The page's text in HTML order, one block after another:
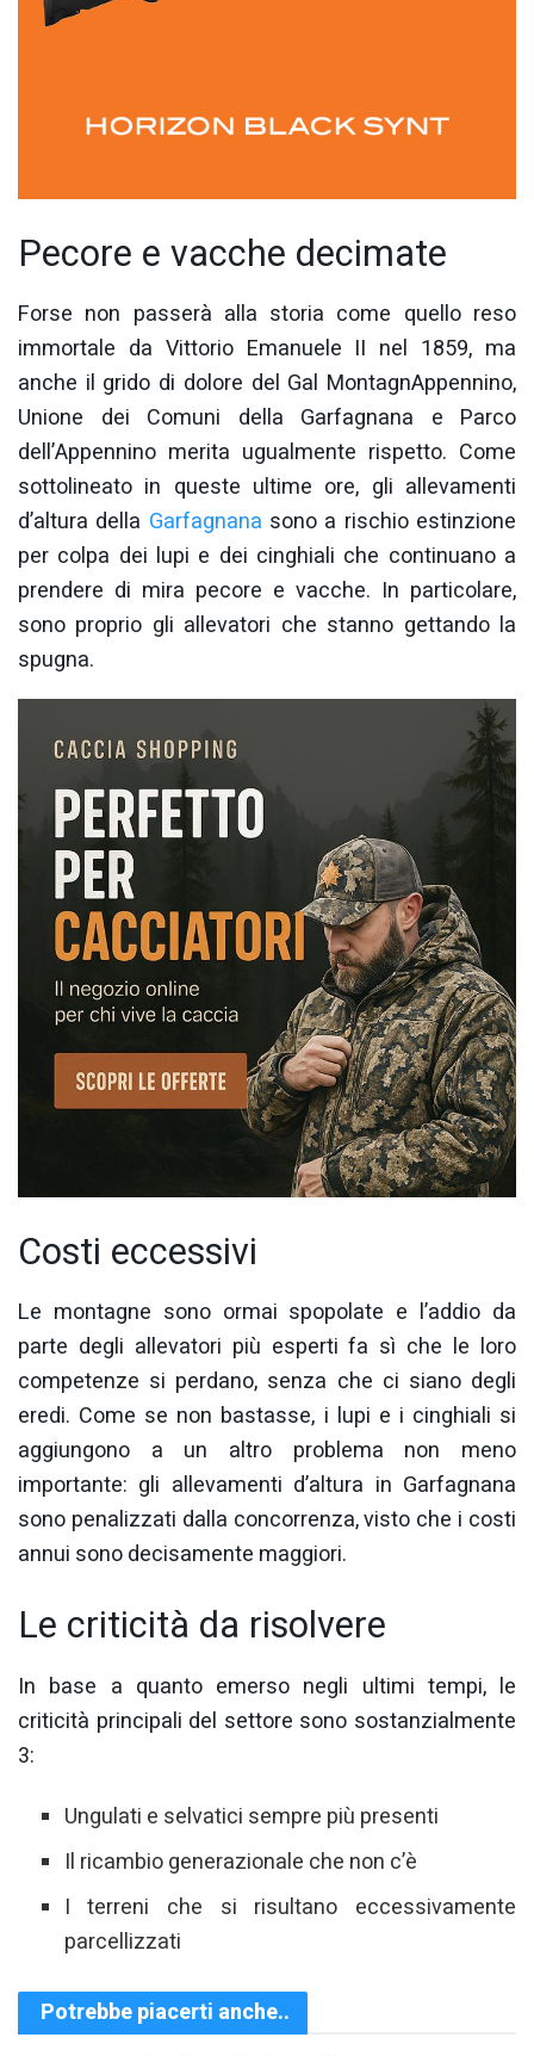
Pecore e vacche decimate
Forse non passerà alla storia come quello reso
immortale da Vittorio Emanuele II nel 1859, ma
anche il grido di dolore del Gal MontagnAppennino,
Unione dei Comuni della Garfagnana e Parco
dell’Appennino merita ugualmente rispetto. Come
sottolineato in queste ultime ore, gli allevamenti
d’altura della Garfagnana sono a rischio estinzione
per colpa dei lupi e dei cinghiali che continuano a
prendere di mira pecore e vacche. In particolare,
sono proprio gli allevatori che stanno gettando la
spugna.
Costi eccessivi
Le montagne sono ormai spopolate e l’addio da
parte degli allevatori più esperti fa sì che le loro
competenze si perdano, senza che ci siano degli
eredi. Come se non bastasse, i lupi e i cinghiali si
aggiungono a un altro problema non meno
importante: gli allevamenti d’altura in Garfagnana
sono penalizzati dalla concorrenza, visto che i costi
annui sono decisamente maggiori.
Le criticità da risolvere
In base a quanto emerso negli ultimi tempi, le
criticità principali del settore sono sostanzialmente
3:
Ungulati e selvatici sempre più presenti
Il ricambio generazionale che non c’è
I terreni che si risultano eccessivamente
parcellizzati
Potrebbe piacerti anche..